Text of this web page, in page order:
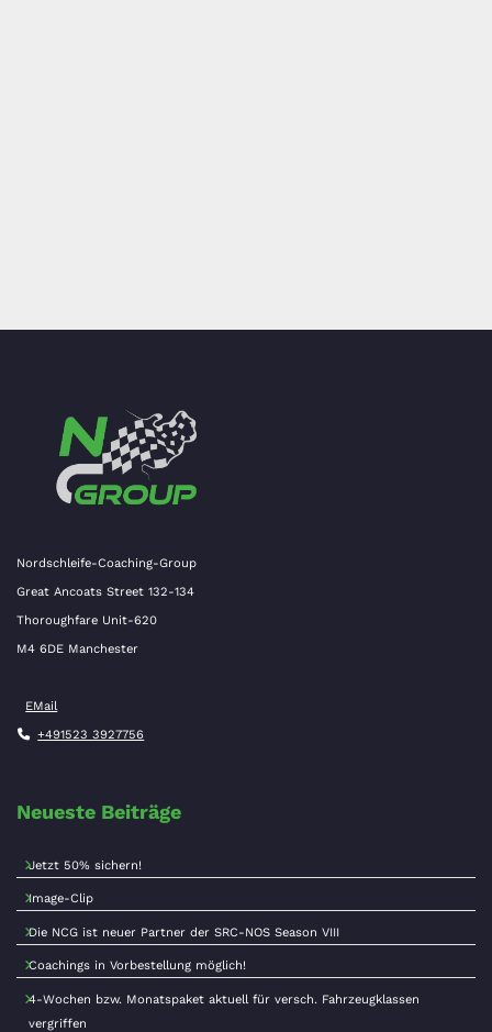
Nordschleife-Coaching-Group
Great Ancoats Street 132-134
Thoroughfare Unit-620
M4 6DE Manchester
EMail
+491523 3927756
Neueste Beiträge
Jetzt 50% sichern!
Image-Clip
Die NCG ist neuer Partner der SRC-NOS Season VIII
Coachings in Vorbestellung möglich!
4-Wochen bzw. Monatspaket aktuell für versch. Fahrzeugklassen
vergriffen